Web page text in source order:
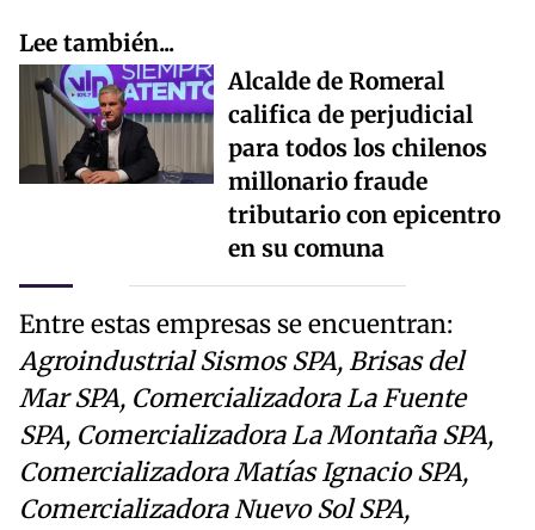
Lee también...
Alcalde de Romeral
califica de perjudicial
para todos los chilenos
millonario fraude
tributario con epicentro
en su comuna
Entre estas empresas se encuentran:
Agroindustrial Sismos SPA, Brisas del
Mar SPA, Comercializadora La Fuente
SPA, Comercializadora La Montaña SPA,
Comercializadora Matías Ignacio SPA,
Comercializadora Nuevo Sol SPA,